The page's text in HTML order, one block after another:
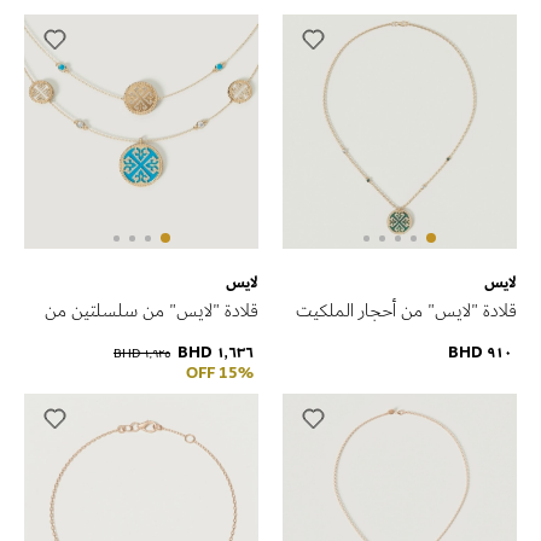
لايس
قلادة "لايس" من أحجار الملكيت
الذهب الأصفر عيار 18 قيراط
٩١٠ BHD
لايس
قلادة "لايس" من سلسلتين من
الأبيض مرصّعة بالألماس من
الذهب الأصفر المنقوش عيار 18
١٬٦٣٦ BHD ١٬٩٢٥ BHD
15% OFF